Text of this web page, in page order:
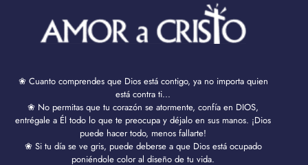
❀ Cuanto comprendes que Dios está contigo, ya no importa quien
está contra ti...
❀ No permitas que tu corazón se atormente, confía en DIOS,
entrégale a Él todo lo que te preocupa y déjalo en sus manos. ¡Dios
puede hacer todo, menos fallarte!
❀ Si tu día se ve gris, puede deberse a que Dios está ocupado
poniéndole color al diseño de tu vida.